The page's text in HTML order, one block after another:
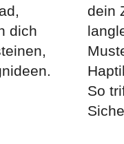
dich
dein
So